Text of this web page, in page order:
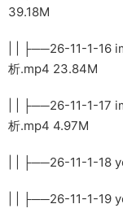
39.18M
| | ├──26-11-1-16
析.mp4 23.84M
| | ├──26-11-1-17
析.mp4 4.97M
| | ├──26-11-1-18
| | ├──26-11-1-19